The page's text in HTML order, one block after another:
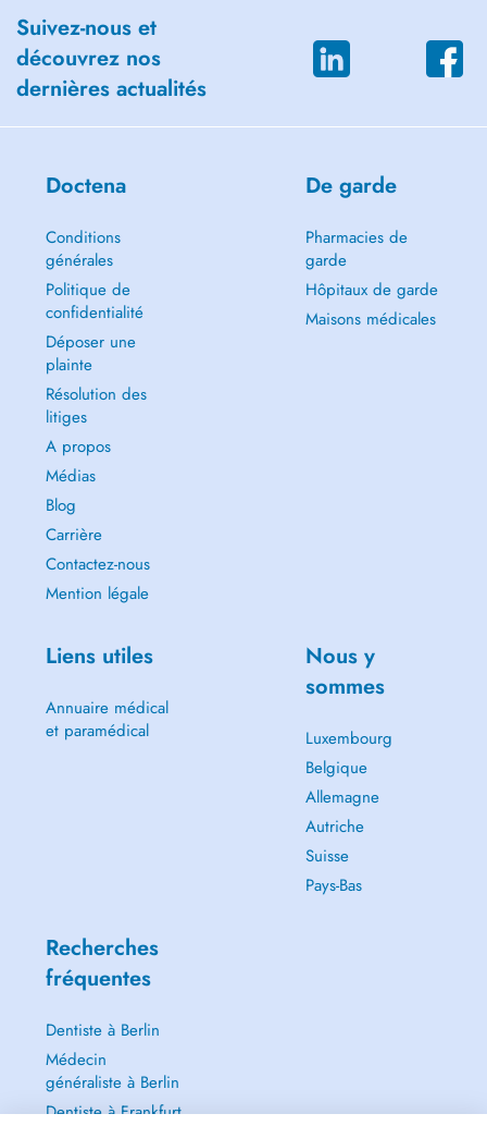
Suivez-nous et
découvrez nos
dernières actualités
Doctena
Conditions
générales
Politique de
confidentialité
Déposer une
plainte
Résolution des
litiges
A propos
Médias
Blog
Carrière
Contactez-nous
Mention légale
De garde
Pharmacies de
garde
Hôpitaux de garde
Maisons médicales
Liens utiles
Annuaire médical
et paramédical
Nous y
sommes
Luxembourg
Belgique
Allemagne
Autriche
Suisse
Pays-Bas
Recherches
fréquentes
Dentiste à Berlin
Médecin
généraliste à Berlin
Dentiste à Frankfurt